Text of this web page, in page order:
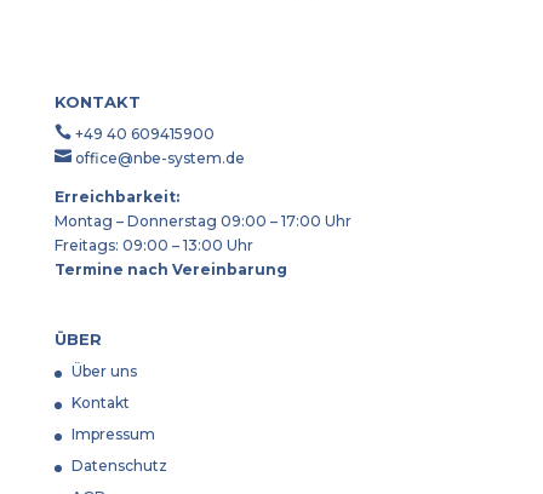
KONTAKT
 +49 40 609415900
 office@nbe-system.de
Erreichbarkeit:
Montag – Donnerstag 09:00 – 17:00 Uhr
Freitags: 09:00 – 13:00 Uhr
Termine nach Vereinbarung
ÜBER
Über uns
Kontakt
Impressum
Datenschutz